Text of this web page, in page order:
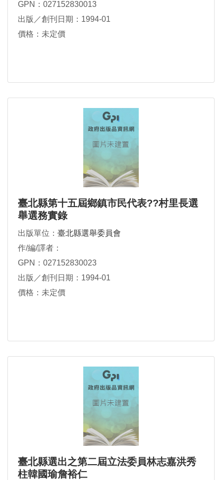
GPN：027152830013
出版／創刊日期：1994-01
價格：未定價
臺北縣第十五屆鄉鎮市民代表??村里長選
舉選務實錄
出版單位： 臺北縣選舉委員會
作/編/譯者：
GPN：027152830023
出版／創刊日期：1994-01
價格：未定價
臺北縣選出之第二屆立法委員林志嘉洪秀
柱韓國瑜詹裕仁